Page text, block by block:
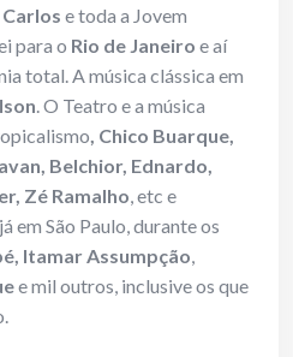
e toda a Jovem
para o Rio de Janeiro e aí
total. A música clássica em
. O Teatro e a música
, Chico Buarque,
Belchior, Ednardo,
Zé Ramalho, etc e
em São Paulo, durante os
Itamar Assumpção,
e mil outros, inclusive os que